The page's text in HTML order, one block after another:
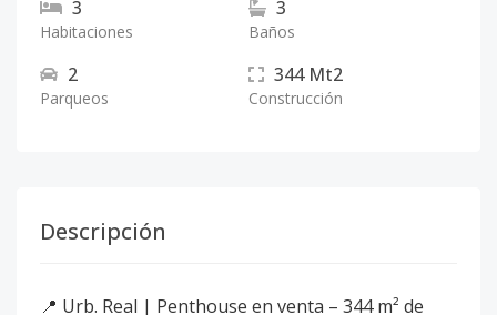
3
Habitaciones
3
Baños
2
Parqueos
344 Mt2
Construcción
Descripción
📍 Urb. Real | Penthouse en venta – 344 m² de